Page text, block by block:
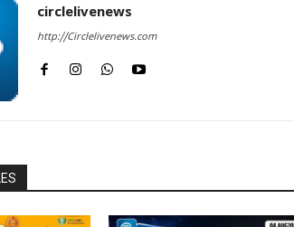
circlelivenews
http://Circlelivenews.com